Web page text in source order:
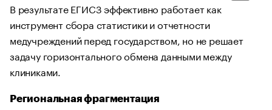
В результате ЕГИСЗ эффективно работает как
инструмент сбора статистики и отчетности
медучреждений перед государством, но не решает
задачу горизонтального обмена данными между
клиниками.
Региональная фрагментация